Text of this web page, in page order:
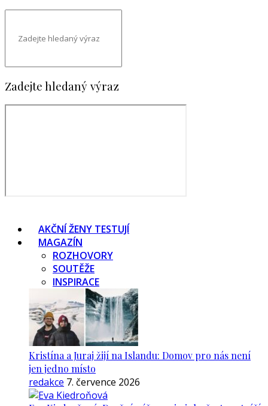
Zadejte hledaný výraz
AKČNÍ ŽENY TESTUJÍ
MAGAZÍN
ROZHOVORY
SOUTĚŽE
INSPIRACE
Kristína a Juraj žijí na Islandu: Domov pro nás není
jen jedno místo
redakce 7. července 2026